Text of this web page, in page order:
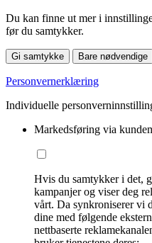
Du kan finne ut mer i
før du samtykker.
Gi samtykke Bare nødvendige
Personvernerklæring
Individuelle
Markedsføring via
Hvis du samtykker i det,
kampanjer og viser deg
vårt. Da synkroniserer vi
dine med følgende
nettbaserte